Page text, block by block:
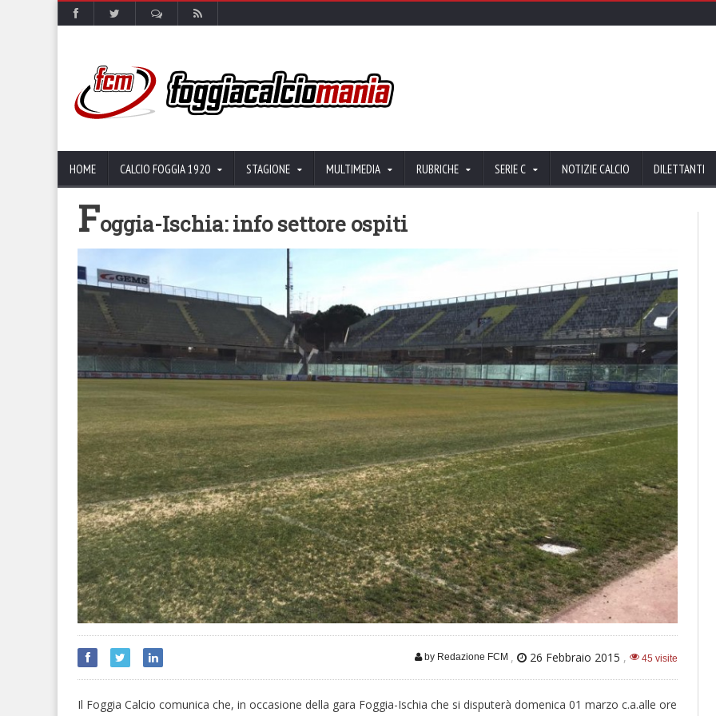
HOME CALCIO FOGGIA 1920 STAGIONE MULTIMEDIA RUBRICHE SERIE C NOTIZIE CALCIO DILETTANTI
Foggia-Ischia: info settore ospiti
by Redazione FCM , 26 Febbraio 2015 , 45 visite
Il Foggia Calcio comunica che, in occasione della gara Foggia-Ischia che si disputerà domenica 01 marzo c.a.alle ore